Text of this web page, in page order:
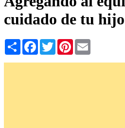
cuidado de tu hijo
Share Facebook
TwitterPinterest